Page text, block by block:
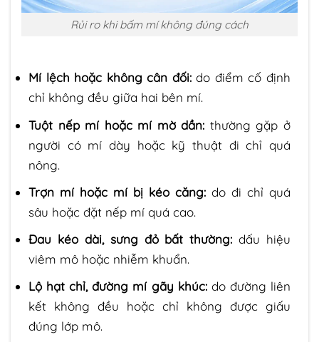
Rủi ro khi bấm mí không đúng cách
Mí lệch hoặc không cân đối:do điểm cố định
chỉ không đều giữa hai bên mí.
Tuột nếp mí hoặc mí mờ dần: thường gặp ở
người có mí dày hoặc kỹ thuật đi chỉ quá
nông.
Trợn mí hoặc mí bị kéo căng: do đi chỉ quá
sâu hoặc đặt nếp mí quá cao.
Đau kéo dài, sưng đỏ bất thường: dấu hiệu
viêm mô hoặc nhiễm khuẩn.
Lộ hạt chỉ, đường mí gãy khúc:do đường liên
kết không đều hoặc chỉ không được giấu
đúng lớp mô.